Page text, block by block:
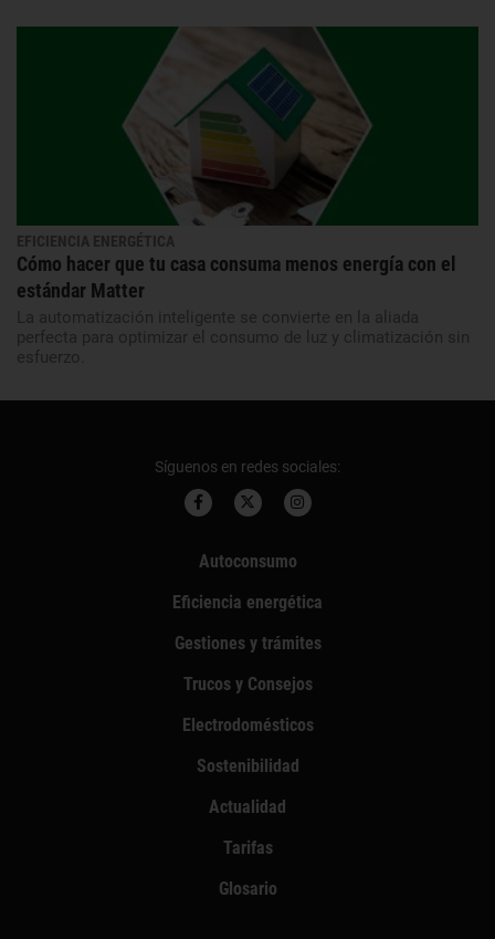
EFICIENCIA ENERGÉTICA
Cómo hacer que tu casa consuma menos energía con el
estándar Matter
La automatización inteligente se convierte en la aliada
perfecta para optimizar el consumo de luz y climatización sin
esfuerzo.
Síguenos en redes sociales:
Autoconsumo
Eficiencia energética
Gestiones y trámites
Trucos y Consejos
Electrodomésticos
Sostenibilidad
Actualidad
Tarifas
Glosario